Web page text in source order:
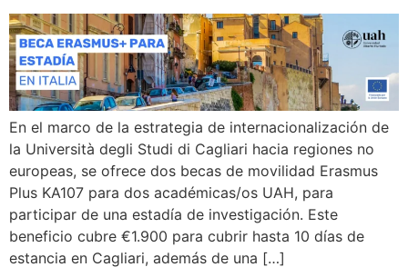
En el marco de la estrategia de internacionalización de
la Università degli Studi di Cagliari hacia regiones no
europeas, se ofrece dos becas de movilidad Erasmus
Plus KA107 para dos académicas/os UAH, para
participar de una estadía de investigación. Este
beneficio cubre €1.900 para cubrir hasta 10 días de
estancia en Cagliari, además de una […]